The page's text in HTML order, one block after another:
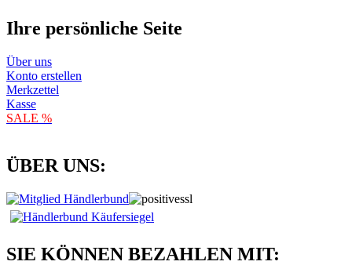
Ihre persönliche Seite
Über uns
Konto erstellen
Merkzettel
Kasse
SALE %
ÜBER UNS:
SIE KÖNNEN BEZAHLEN MIT: